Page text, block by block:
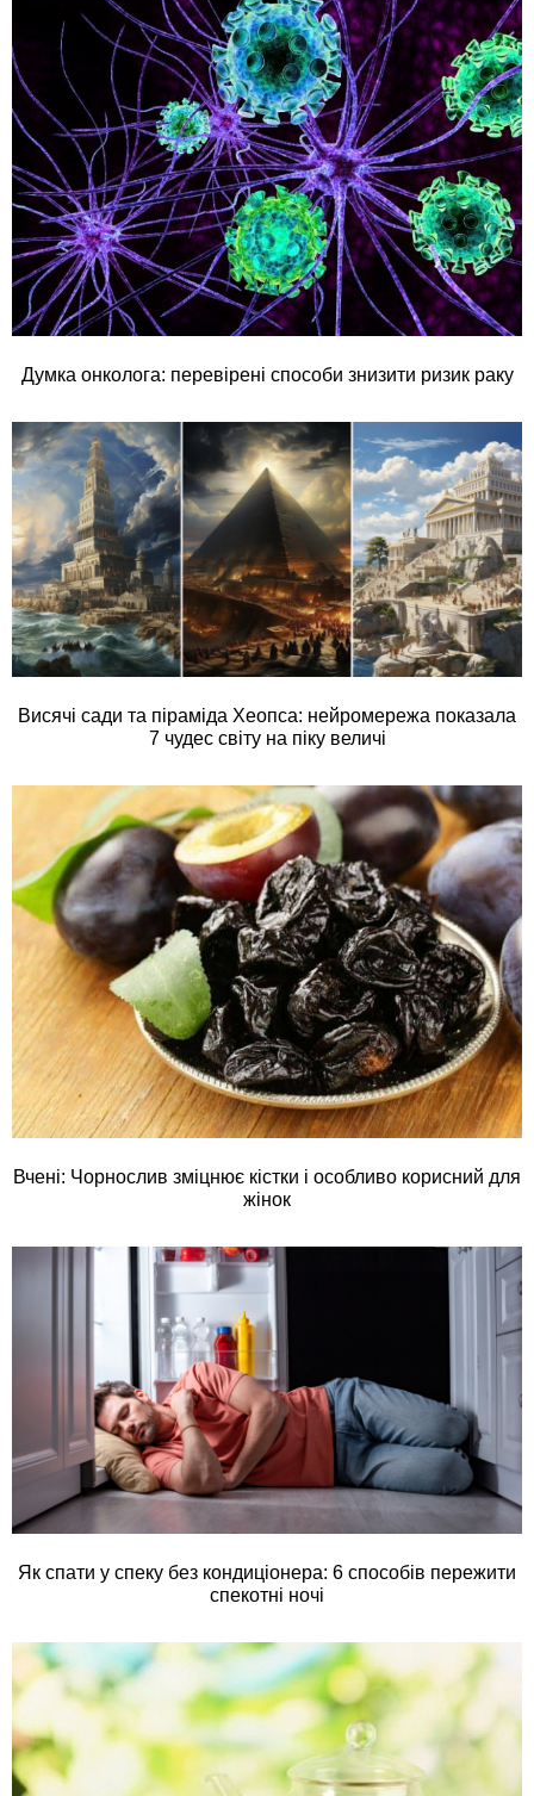
Думка онколога: перевірені способи знизити ризик раку
Висячі сади та піраміда Хеопса: нейромережа показала
7 чудес світу на піку величі
Вчені: Чорнослив зміцнює кістки і особливо корисний для
жінок
Як спати у спеку без кондиціонера: 6 способів пережити
спекотні ночі